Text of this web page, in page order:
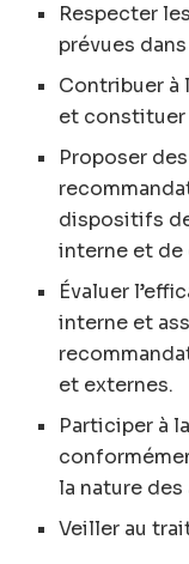
Respecter
prévues
Contribuer à
et constituer
Proposer
dispositifs
interne et de
Évaluer
interne et
et externes.
Participer à
la nature
Veiller au